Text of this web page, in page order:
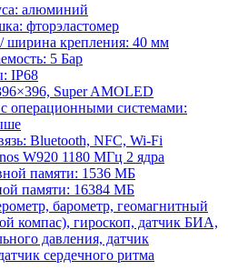
алюминий
фторэластомер
/ ширина крепления: 40 мм
5 Бар
IP68
Super AMOLED
операционными системами:
Bluetooth, NFC, Wi-Fi
W920 1180 МГц 2 ядра
памяти: 1536 МБ
памяти: 16384 МБ
барометр, геомагнитный
компас), гироскоп, датчик БИА,
давления, датчик
сердечного ритма